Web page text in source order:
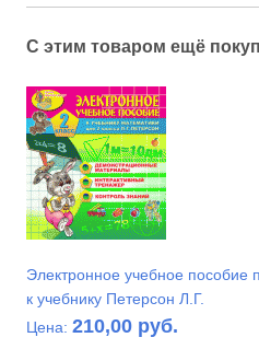
С этим товаром ещё
Электронное учебное пособие
к учебнику Петерсон Л.Г.
Цена: 210,00 руб.